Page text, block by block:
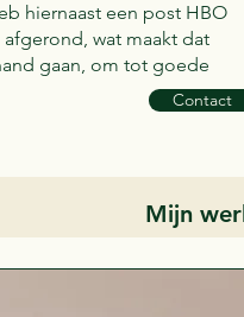
hiernaast een post HBO
wat maakt dat
gaan, om tot goede
Contact
Mijn